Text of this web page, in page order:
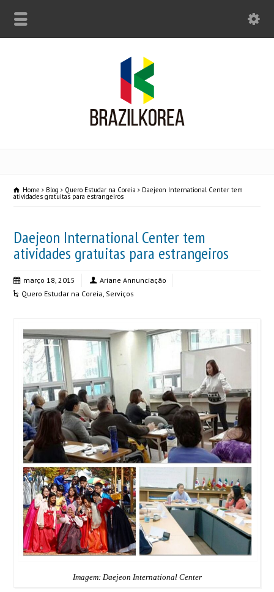
Home Blog Quero Estudar na Coreia Daejeon International Center tem
atividades gratuitas para estrangeiros
Daejeon International Center tem
atividades gratuitas para estrangeiros
março 18, 2015
Ariane Annunciação
Quero Estudar na Coreia, Serviços
Imagem: Daejeon International Center